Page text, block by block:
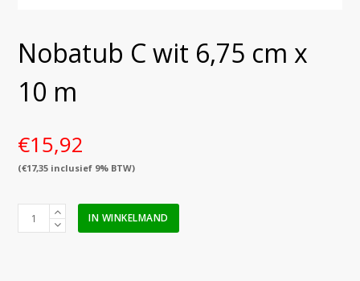
Nobatub C wit 6,75 cm x
10 m
€15,92
(€17,35 inclusief 9% BTW)
Nobatub
IN WINKELMAND